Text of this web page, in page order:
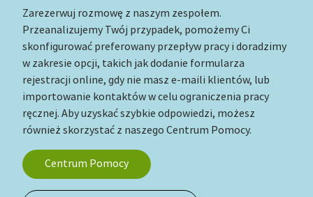
Zarezerwuj rozmowę z naszym zespołem.
Przeanalizujemy Twój przypadek, pomożemy Ci
skonfigurować preferowany przepływ pracy i doradzimy
w zakresie opcji, takich jak dodanie formularza
rejestracji online, gdy nie masz e-maili klientów, lub
importowanie kontaktów w celu ograniczenia pracy
ręcznej. Aby uzyskać szybkie odpowiedzi, możesz
również skorzystać z naszego Centrum Pomocy.
Centrum Pomocy